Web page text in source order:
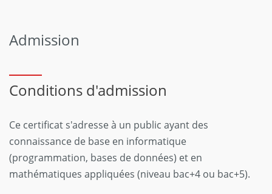
Admission
Conditions d'admission
Ce certificat s'adresse à un public ayant des
connaissance de base en informatique
(programmation, bases de données) et en
mathématiques appliquées (niveau bac+4 ou bac+5).